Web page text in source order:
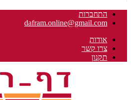
התחברות
dafram.online@gmail.com
אודות
צרו קשר
תקנון